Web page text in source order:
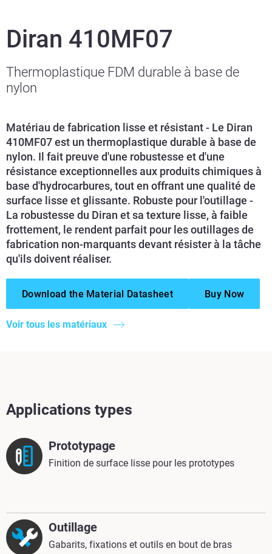
Diran 410MF07
Thermoplastique FDM durable à base de
nylon
Matériau de fabrication lisse et résistant - Le Diran
410MF07 est un thermoplastique durable à base de
nylon. Il fait preuve d'une robustesse et d'une
résistance exceptionnelles aux produits chimiques à
base d'hydrocarbures, tout en offrant une qualité de
surface lisse et glissante. Robuste pour l'outillage -
La robustesse du Diran et sa texture lisse, à faible
frottement, le rendent parfait pour les outillages de
fabrication non-marquants devant résister à la tâche
qu'ils doivent réaliser.
Download the Material Datasheet Buy Now
Voir tous les matériaux
Applications types
Prototypage
Finition de surface lisse pour les prototypes
Outillage
Gabarits, fixations et outils en bout de bras